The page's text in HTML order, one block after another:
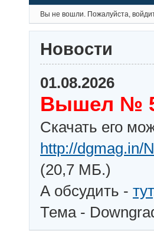
Вы не вошли. Пожалуйста,
Новости
01.08.2026
Вышел №
Скачать его
http://dgmag.in/
(20,7 МБ.)
А обсудить - тут
Тема -